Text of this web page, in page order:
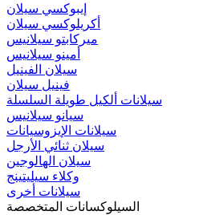
إيبوكسي سيلان
أكريلوكسي سيلان
ميركابتو سيلانيس
أمينو سيلانيس
سيلان الفينيل
فينيل سيلان
سيلانات ألكيل طويلة السلسلة
سيانو سيلانيس
سيلانات الإيزوسيانات
سيلان ثنائي الأرجل
سيلان الهالوجين
وكلاء سيليتينج
سيلانات أخرى
السيلوكسانات المتخصصة